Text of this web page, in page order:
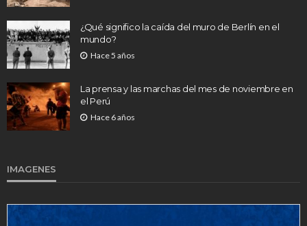
¿Qué significo la caída del muro de Berlín en el
mundo?
Hace 5 años
La prensa y las marchas del mes de noviembre en
el Perú
Hace 6 años
IMAGENES